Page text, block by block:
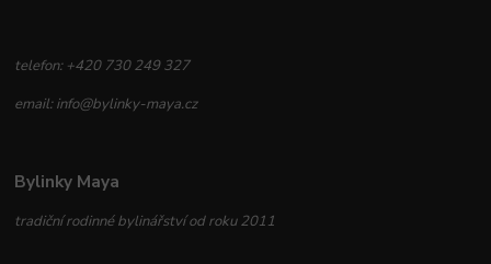
telefon: +420 730 249 327
email: info@bylinky-maya.cz
Bylinky Maya
tradiční rodinné bylinářství od roku 2011